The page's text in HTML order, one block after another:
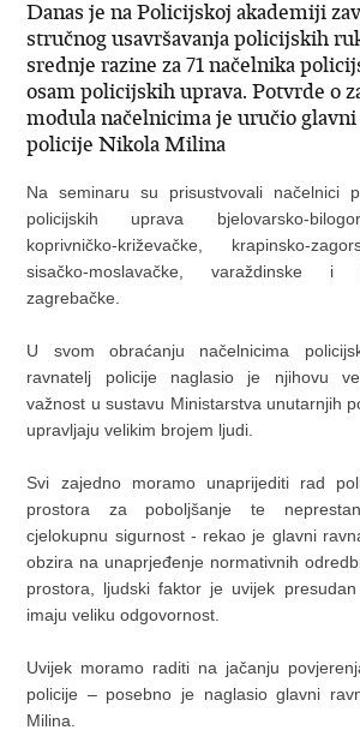
Danas je na Policijskoj akademiji
stručnog usavršavanja policijskih
srednje razine za 71 načelnika
osam policijskih uprava. Potvrde o
modula načelnicima je uručio
policije Nikola Milina
Na seminaru su prisustvovali načelnici
policijskih uprava bjelovarsko-
koprivničko-križevačke, krapinsko-
sisačko-moslavačke, varaždinske i
zagrebačke.
U svom obraćanju načelnicima
ravnatelj policije naglasio je njihovu
važnost u sustavu Ministarstva unutarnjih
upravljaju velikim brojem ljudi.
Svi zajedno moramo unaprijediti rad
prostora za poboljšanje te
cjelokupnu sigurnost - rekao je glavni
obzira na unaprjeđenje normativnih
prostora, ljudski faktor je uvijek
imaju veliku odgovornost.
Uvijek moramo raditi na jačanju
policije – posebno je naglasio glavni
Milina.